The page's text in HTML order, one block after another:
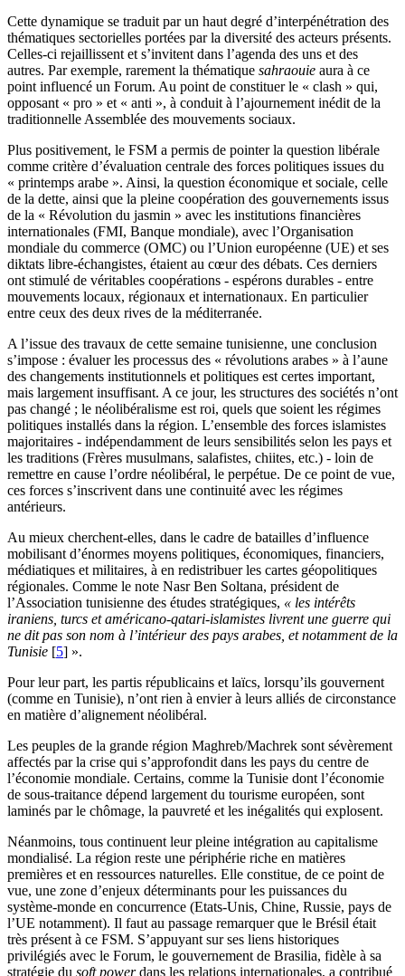
Cette dynamique se traduit par un haut degré d’interpénétration des
thématiques sectorielles portées par la diversité des acteurs présents.
Celles-ci rejaillissent et s’invitent dans l’agenda des uns et des
autres. Par exemple, rarement la thématique sahraouie aura à ce
point influencé un Forum. Au point de constituer le « clash » qui,
opposant « pro » et « anti », à conduit à l’ajournement inédit de la
traditionnelle Assemblée des mouvements sociaux.
Plus positivement, le FSM a permis de pointer la question libérale
comme critère d’évaluation centrale des forces politiques issues du
« printemps arabe ». Ainsi, la question économique et sociale, celle
de la dette, ainsi que la pleine coopération des gouvernements issus
de la « Révolution du jasmin » avec les institutions financières
internationales (FMI, Banque mondiale), avec l’Organisation
mondiale du commerce (OMC) ou l’Union européenne (UE) et ses
diktats libre-échangistes, étaient au cœur des débats. Ces derniers
ont stimulé de véritables coopérations - espérons durables - entre
mouvements locaux, régionaux et internationaux. En particulier
entre ceux des deux rives de la méditerranée.
A l’issue des travaux de cette semaine tunisienne, une conclusion
s’impose : évaluer les processus des « révolutions arabes » à l’aune
des changements institutionnels et politiques est certes important,
mais largement insuffisant. A ce jour, les structures des sociétés n’ont
pas changé ; le néolibéralisme est roi, quels que soient les régimes
politiques installés dans la région. L’ensemble des forces islamistes
majoritaires - indépendamment de leurs sensibilités selon les pays et
les traditions (Frères musulmans, salafistes, chiites, etc.) - loin de
remettre en cause l’ordre néolibéral, le perpétue. De ce point de vue,
ces forces s’inscrivent dans une continuité avec les régimes
antérieurs.
Au mieux cherchent-elles, dans le cadre de batailles d’influence
mobilisant d’énormes moyens politiques, économiques, financiers,
médiatiques et militaires, à en redistribuer les cartes géopolitiques
régionales. Comme le note Nasr Ben Soltana, président de
l’Association tunisienne des études stratégiques, « les intérêts
iraniens, turcs et américano-qatari-islamistes livrent une guerre qui
ne dit pas son nom à l’intérieur des pays arabes, et notamment de la
Tunisie [5] ».
Pour leur part, les partis républicains et laïcs, lorsqu’ils gouvernent
(comme en Tunisie), n’ont rien à envier à leurs alliés de circonstance
en matière d’alignement néolibéral.
Les peuples de la grande région Maghreb/Machrek sont sévèrement
affectés par la crise qui s’approfondit dans les pays du centre de
l’économie mondiale. Certains, comme la Tunisie dont l’économie
de sous-traitance dépend largement du tourisme européen, sont
laminés par le chômage, la pauvreté et les inégalités qui explosent.
Néanmoins, tous continuent leur pleine intégration au capitalisme
mondialisé. La région reste une périphérie riche en matières
premières et en ressources naturelles. Elle constitue, de ce point de
vue, une zone d’enjeux déterminants pour les puissances du
système-monde en concurrence (Etats-Unis, Chine, Russie, pays de
l’UE notamment). Il faut au passage remarquer que le Brésil était
très présent à ce FSM. S’appuyant sur ses liens historiques
privilégiés avec le Forum, le gouvernement de Brasilia, fidèle à sa
stratégie du soft powerdans les relations internationales, a contribué